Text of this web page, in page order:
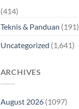
(414)
Teknis & Panduan (191)
Uncategorized (1,641)
ARCHIVES
August 2026(1097)